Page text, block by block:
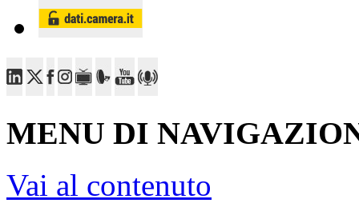
MENU DI
Vai al contenuto